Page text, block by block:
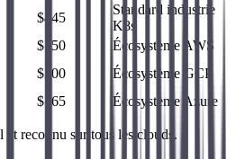
$445
Standard industrie
K8s
$150
Écosystème AWS
$200
Écosystème GCP
$165 Écosystème Azure
reconnu sur tous les clouds.